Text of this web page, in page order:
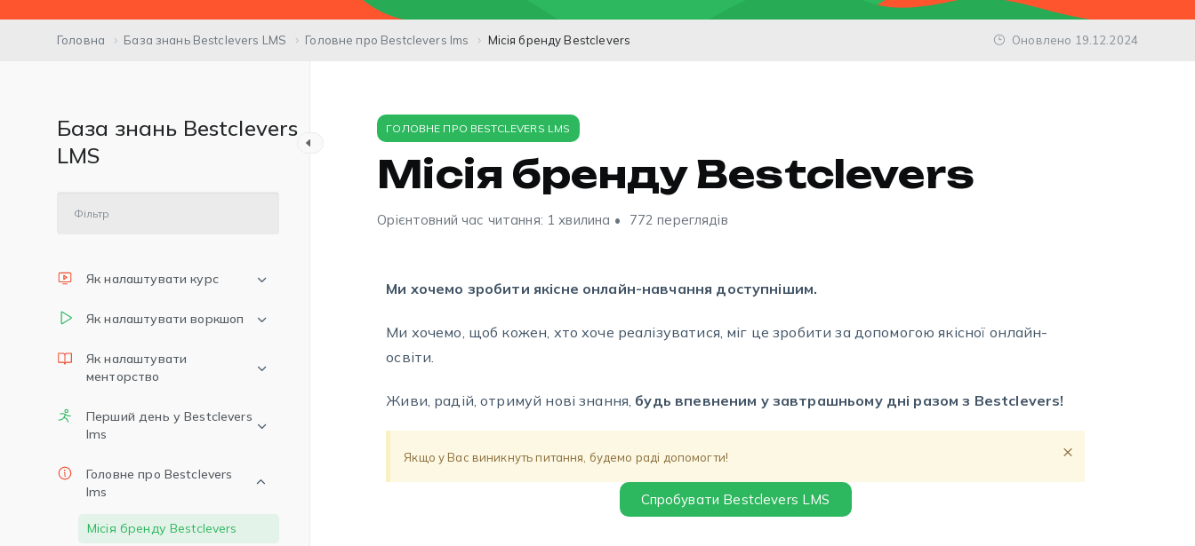
Головна База знань Bestclevers LMS Головне про Bestclevers lms Місія бренду Bestclevers Оновлено 19.12.2024
База знань Bestclevers
LMS
Як налаштувати курс
Як налаштувати воркшоп
Як налаштувати
менторство
Перший день у Bestclevers
lms
Головне про Bestclevers
lms
Місія бренду Bestclevers
ГОЛОВНЕ ПРО BESTCLEVERS LMS
Місія бренду Bestclevers
Орієнтовний час читання: 1 хвилина 772 переглядів
Ми хочемо зробити якісне онлайн-навчання доступнішим.
Ми хочемо, щоб кожен, хто хоче реалізуватися, міг це зробити за допомогою якісної онлайн-
освіти.
Живи, радій, отримуй нові знання, будь впевненим у завтрашньому дні разом з Bestclevers!
Якщо у Вас виникнуть питання, будемо раді допомогти! ×
Спробувати Bestclevers LMS